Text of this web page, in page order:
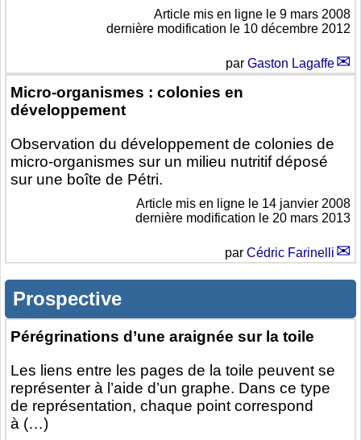
Article mis en ligne le 9 mars 2008
dernière modification le 10 décembre 2012
par Gaston Lagaffe
Micro-organismes : colonies en
développement
Observation du développement de colonies de
micro-organismes sur un milieu nutritif déposé
sur une boîte de Pétri.
Article mis en ligne le 14 janvier 2008
dernière modification le 20 mars 2013
par Cédric Farinelli
Prospective
Pérégrinations d’une araignée sur la toile
Les liens entre les pages de la toile peuvent se
représenter à l’aide d’un graphe. Dans ce type
de représentation, chaque point correspond
à (…)